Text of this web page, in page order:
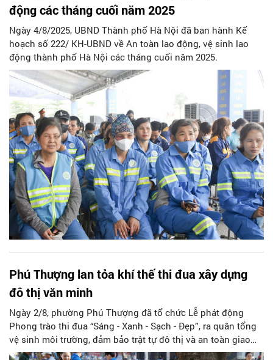
động các tháng cuối năm 2025
Ngày 4/8/2025, UBND Thành phố Hà Nội đã ban hành Kế
hoạch số 222/ KH-UBND về An toàn lao động, vệ sinh lao
động thành phố Hà Nội các tháng cuối năm 2025.
Phú Thượng lan tỏa khí thế thi đua xây dựng
đô thị văn minh
Ngày 2/8, phường Phú Thượng đã tổ chức Lễ phát động
Phong trào thi đua “Sáng - Xanh - Sạch - Đẹp”, ra quân tổng
vệ sinh môi trường, đảm bảo trật tự đô thị và an toàn giao
thông trên địa bàn phường.